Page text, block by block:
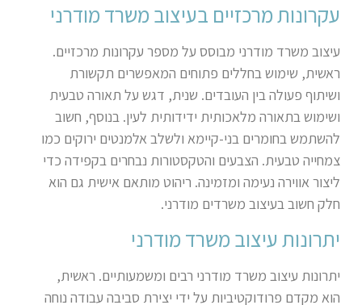
עקרונות מרכזיים בעיצוב משרד מודרני
עיצוב משרד מודרני מבוסס על מספר עקרונות מרכזיים.
ראשית, שימוש בחללים פתוחים המאפשרים תקשורת
ושיתוף פעולה בין העובדים. שנית, דגש על תאורה טבעית
ושימוש בתאורה מלאכותית ידידותית לעין. בנוסף, חשוב
להשתמש בחומרים בני-קיימא ולשלב אלמנטים ירוקים כמו
צמחייה טבעית. הצבעים והטקסטורות נבחרים בקפידה כדי
ליצור אווירה נעימה ומזמינה. ריהוט מותאם אישית גם הוא
חלק חשוב בעיצוב משרדים מודרני.
יתרונות עיצוב משרד מודרני
יתרונות עיצוב משרד מודרני רבים ומשמעותיים. ראשית,
הוא מקדם פרודוקטיביות על ידי יצירת סביבה עבודה נוחה